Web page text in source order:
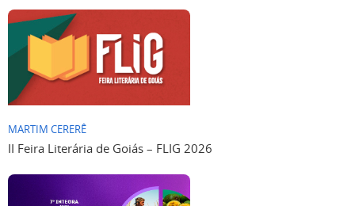
MARTIM CERERÊ
II Feira Literária de Goiás – FLIG 2026